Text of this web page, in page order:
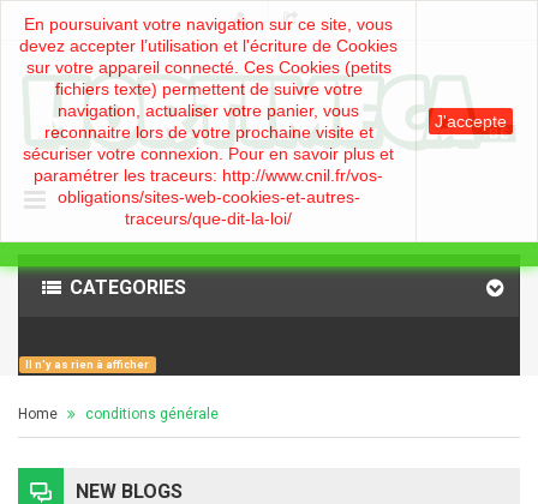
CATEGORIES
Il n'y as rien à afficher
Home conditions générale
NEW BLOGS
En poursuivant votre navigation sur ce site, vous
devez accepter l’utilisation et l'écriture de Cookies
sur votre appareil connecté. Ces Cookies (petits
fichiers texte) permettent de suivre votre
navigation, actualiser votre panier, vous
reconnaitre lors de votre prochaine visite et
sécuriser votre connexion. Pour en savoir plus et
paramétrer les traceurs: http://www.cnil.fr/vos-
obligations/sites-web-cookies-et-autres-
traceurs/que-dit-la-loi/
J'accepte